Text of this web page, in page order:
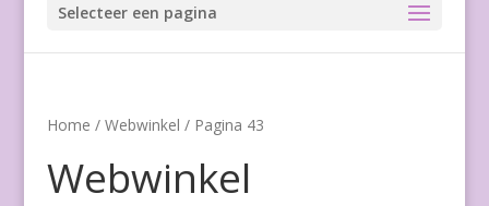
Selecteer een pagina
Home / Webwinkel / Pagina 43
Webwinkel